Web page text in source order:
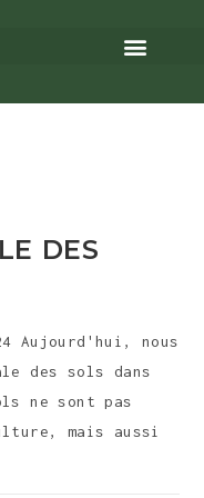
DES
Aujourd'hui, nous
des sols dans
ne sont pas
mais aussi